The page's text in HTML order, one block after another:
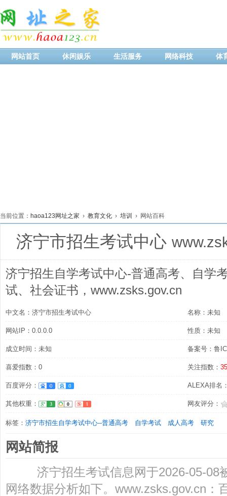
网站首页 休闲娱乐 生活服务 网络科技 体
当前位置： haoa123网址之家 › 教育文化 › 培训 › 网站百科
济宁市招生考试中心
济宁招生自学考试中心-普通高考、自学
试、社会证书，www.zsks.gov.cn
中文名：济宁市招生考试中心 名称：未知
网站IP：0.0.0.0 性质：未知
成立时间：未知 备案号：鲁
喜爱指数：0 关注指数： 35
百度评分： ALEXA排名
其他权重： 网友评分：
标签： 济宁市招生自学考试中心--普通高考 自学考试 成人高考 研究
网站简报
济宁招生考试信息网于2026-05-08
网络数据分析如下。www.zsks.gov.cn：